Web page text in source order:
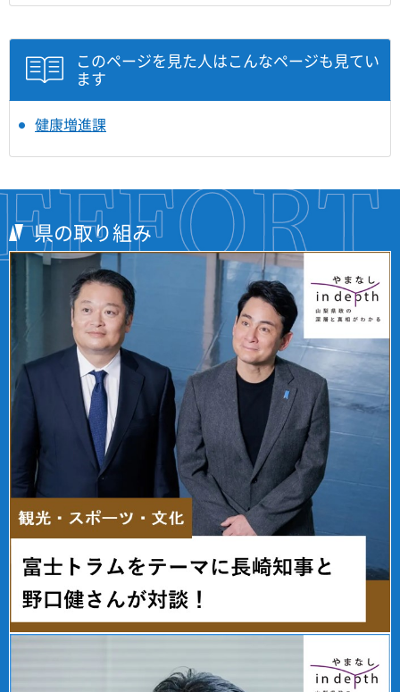
このページを見た人はこんなページも見てい
ます
健康増進課
県の取り組み